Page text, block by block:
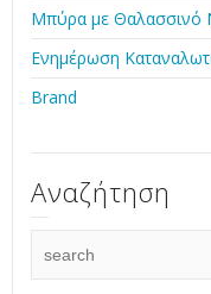
Μπύρα με Θαλασσινό
Ενημέρωση
Brand
Αναζήτηση